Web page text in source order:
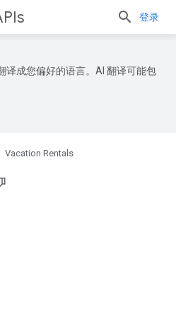
登录
译成您偏好的语言。AI 翻译可能包
Vacation Rentals